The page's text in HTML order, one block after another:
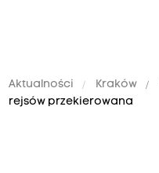
Aktualności Kraków
rejsów przekierowana